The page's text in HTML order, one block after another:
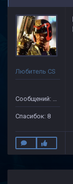
Любитель CS
Сообщений: 25
Спасибок: 8